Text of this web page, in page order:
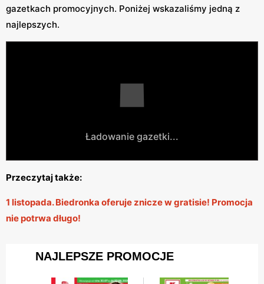
gazetkach promocyjnych. Poniżej wskazaliśmy jedną z
najlepszych.
Ładowanie gazetki...
Przeczytaj także:
1 listopada. Biedronka oferuje znicze w gratisie! Promocja
nie potrwa długo!